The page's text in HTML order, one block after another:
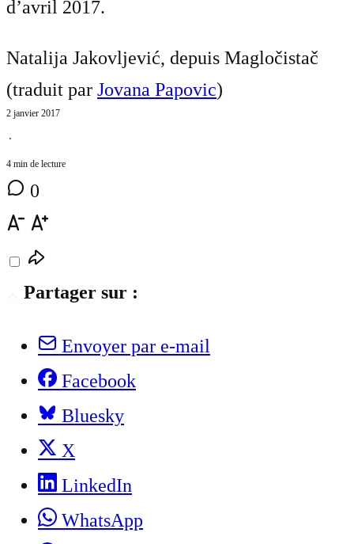
d’avril 2017.
Natalija Jakovljević, depuis Magločistač
(traduit par Jovana Papovic)
2 janvier 2017
⋅
4 min de lecture
0
Partager sur :
Envoyer par e-mail
Facebook
Bluesky
X
LinkedIn
WhatsApp